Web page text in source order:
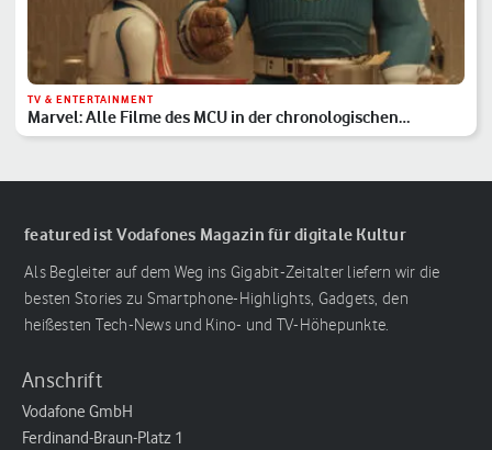
TV & ENTERTAINMENT
Marvel: Alle Filme des MCU in der chronologischen
Reihenfolge
featured ist Vodafones Magazin für digitale Kultur
Als Begleiter auf dem Weg ins Gigabit-Zeitalter liefern wir die
besten Stories zu Smartphone-Highlights, Gadgets, den
heißesten Tech-News und Kino- und TV-Höhepunkte.
Anschrift
Vodafone GmbH
Ferdinand-Braun-Platz 1